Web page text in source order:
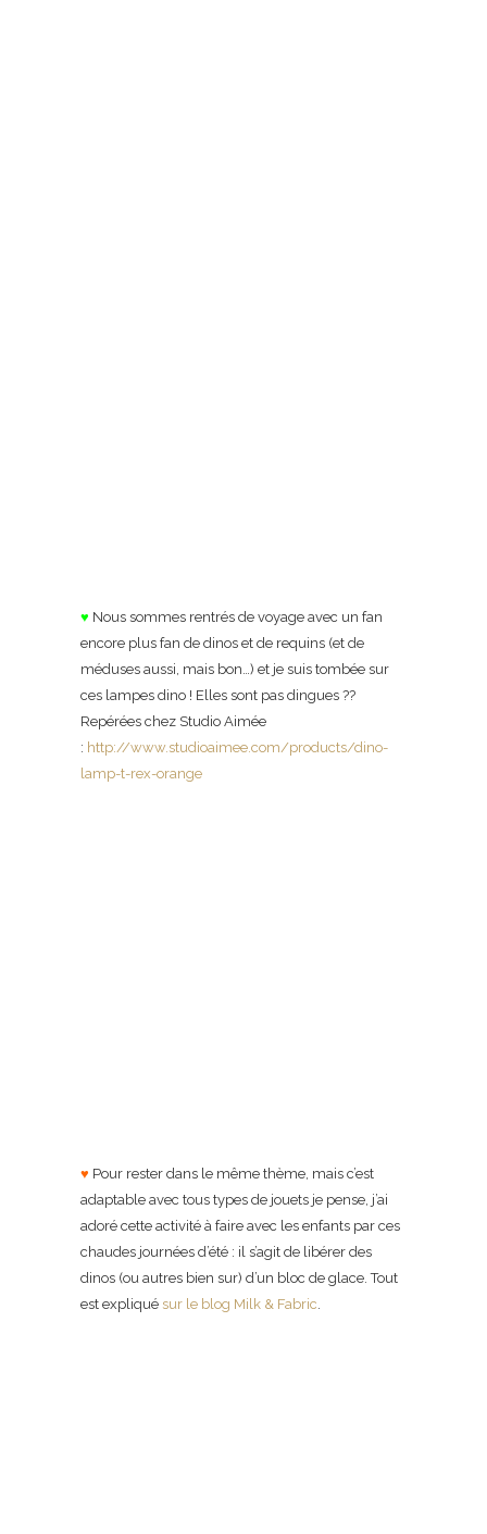
♥ Nous sommes rentrés de voyage avec un fan
encore plus fan de dinos et de requins (et de
méduses aussi, mais bon…) et je suis tombée sur
ces lampes dino ! Elles sont pas dingues ??
Repérées chez Studio Aimée
: http://www.studioaimee.com/products/dino-
lamp-t-rex-orange
♥ Pour rester dans le même thème, mais c’est
adaptable avec tous types de jouets je pense, j’ai
adoré cette activité à faire avec les enfants par ces
chaudes journées d’été : il s’agit de libérer des
dinos (ou autres bien sur) d’un bloc de glace. Tout
est expliqué sur le blog Milk & Fabric